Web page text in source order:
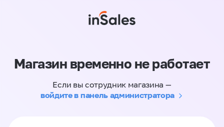
Магазин временно не работает
Если вы сотрудник магазина —
войдите в панель администратора